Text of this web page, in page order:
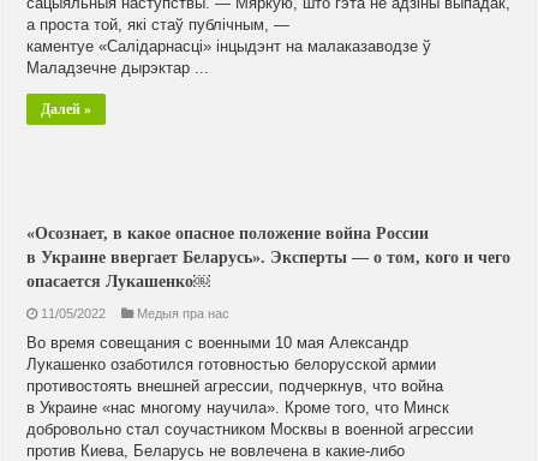
а проста той, які стаў публічным, —
каментуе «Салідарнасці» інцыдэнт на малаказаводзе ў
Маладзечне дырэктар ...
Далей »
«Осознает, в какое опасное положение война России
в Украине ввергает Беларусь». Эксперты — о том, кого и чего
опасается Лукашенко￼
11/05/2022 Медыя пра нас
Во время совещания с военными 10 мая Александр
Лукашенко озаботился готовностью белорусской армии
противостоять внешней агрессии, подчеркнув, что война
в Украине «нас многому научила». Кроме того, что Минск
добровольно стал соучастником Москвы в военной агрессии
против Киева, Беларусь не вовлечена в какие-либо